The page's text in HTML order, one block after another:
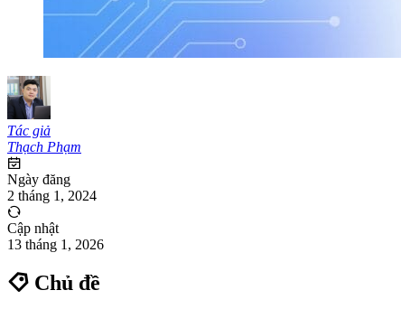
Tác giả
Thạch Phạm
Ngày đăng
2 tháng 1, 2024
Cập nhật
13 tháng 1, 2026
Chủ đề